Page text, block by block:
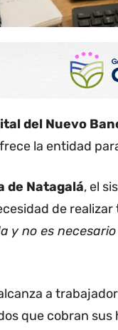
del Nuevo
la entidad
de Natagalá, el
de
y no es
a
que cobran sus